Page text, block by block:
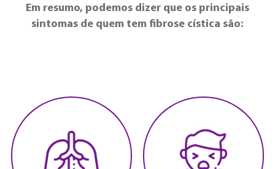
Em resumo, podemos dizer que os principais
sintomas de quem tem fibrose cística são: